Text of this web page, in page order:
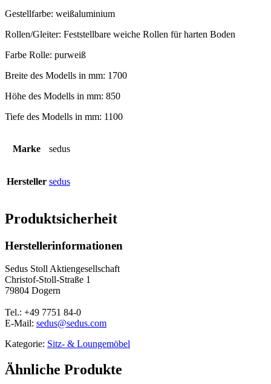
Gestellfarbe: weißaluminium
Rollen/Gleiter: Feststellbare weiche Rollen für harten Boden
Farbe Rolle: purweiß
Breite des Modells in mm: 1700
Höhe des Modells in mm: 850
Tiefe des Modells in mm: 1100
Marke sedus
Hersteller sedus
Produktsicherheit
Herstellerinformationen
Sedus Stoll Aktiengesellschaft
Christof-Stoll-Straße 1
79804 Dogern
Tel.: +49 7751 84-0
E-Mail: sedus@sedus.com
Kategorie: Sitz- & Loungemöbel
Ähnliche Produkte